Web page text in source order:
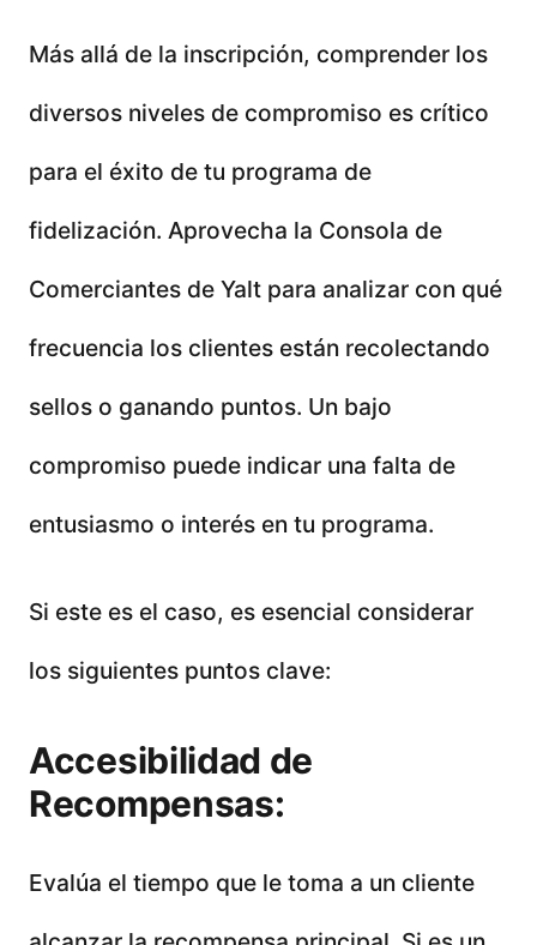
Más allá de la inscripción, comprender los
diversos niveles de compromiso es crítico
para el éxito de tu programa de
fidelización. Aprovecha la Consola de
Comerciantes de Yalt para analizar con qué
frecuencia los clientes están recolectando
sellos o ganando puntos. Un bajo
compromiso puede indicar una falta de
entusiasmo o interés en tu programa.
Si este es el caso, es esencial considerar
los siguientes puntos clave:
Accesibilidad de
Recompensas:
Evalúa el tiempo que le toma a un cliente